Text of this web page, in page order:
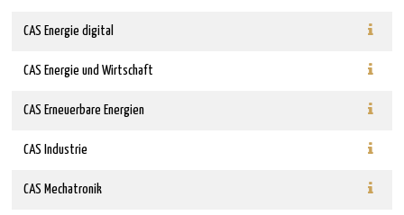
CAS Energie digital
CAS Energie und Wirtschaft
CAS Erneuerbare Energien
CAS Industrie
CAS Mechatronik